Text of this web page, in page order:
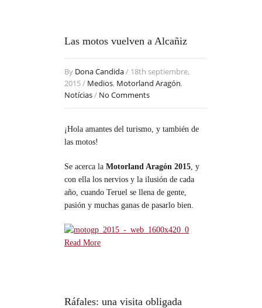
Las motos vuelven a Alcañiz
By Dona Candida/ 18th septiembre,
2015 / Medios, Motorland Aragón,
Notícias/ No Comments
¡Hola amantes del turismo, y también de
las motos!
Se acerca la Motorland Aragón 2015, y
con ella los nervios y la ilusión de cada
año, cuando Teruel se llena de gente,
pasión y muchas ganas de pasarlo bien.
Read More
Ráfales: una visita obligada